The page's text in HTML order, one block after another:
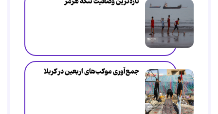
جمع‌آوری موکب‌های اربعین در کربلا